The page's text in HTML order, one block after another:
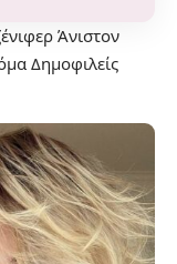
Άνιστον
Δημοφιλείς